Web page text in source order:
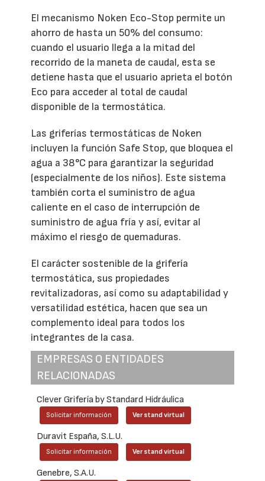
El mecanismo Noken Eco-Stop permite un
ahorro de hasta un 50% del consumo:
cuando el usuario llega a la mitad del
recorrido de la maneta de caudal, esta se
detiene hasta que el usuario aprieta el botón
Eco para acceder al total de caudal
disponible de la termostática.
Las griferías termostáticas de Noken
incluyen la función Safe Stop, que bloquea el
agua a 38°C para garantizar la seguridad
(especialmente de los niños). Este sistema
también corta el suministro de agua
caliente en el caso de interrupción de
suministro de agua fría y así, evitar al
máximo el riesgo de quemaduras.
El carácter sostenible de la grifería
termostática, sus propiedades
revitalizadoras, así como su adaptabilidad y
versatilidad estética, hacen que sea un
complemento ideal para todos los
integrantes de la casa.
EMPRESAS O ENTIDADES
RELACIONADAS
Clever Grifería by Standard Hidráulica
Solicitar información Ver stand virtual
Duravit España, S.L.U.
Solicitar información Ver stand virtual
Genebre, S.A.U.